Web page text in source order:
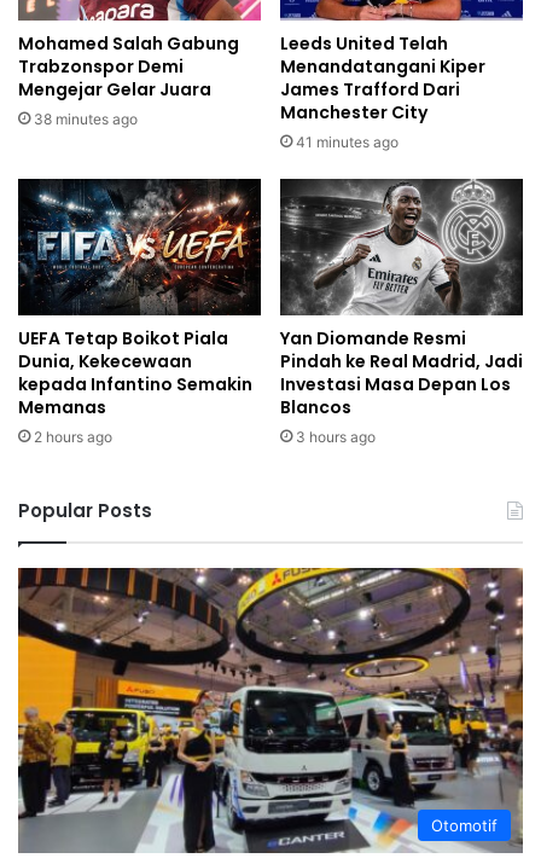
Mohamed Salah Gabung
Trabzonspor Demi
Mengejar Gelar Juara
38 minutes ago
Leeds United Telah
Menandatangani Kiper
James Trafford Dari
Manchester City
41 minutes ago
UEFA Tetap Boikot Piala
Dunia, Kekecewaan
kepada Infantino Semakin
Memanas
2 hours ago
Yan Diomande Resmi
Pindah ke Real Madrid, Jadi
Investasi Masa Depan Los
Blancos
3 hours ago
Popular Posts
Otomotif